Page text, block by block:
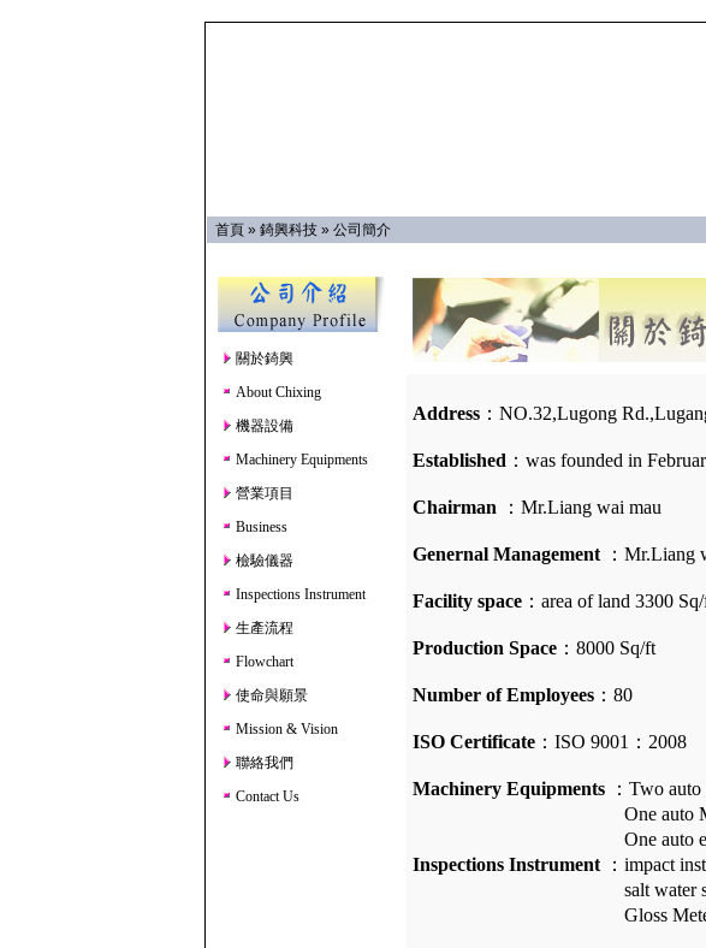
首頁 » 錡興科技 » 公司簡介
關於錡興
About Chixing
機器設備
Machinery Equipments
營業項目
Business
檢驗儀器
Inspections Instrument
生產流程
Flowchart
使命與願景
Mission & Vision
聯絡我們
Contact Us
Address ：NO.32,Lugong
Established ：was founded in
Chairman ：Mr.Liang wai mau
Genernal Management ：Mr.Liang
Facility space ：area of land 3300
Production Space ：8000 Sq/ft
Number of Employees ：80
ISO Certificate ：ISO 9001：2008
Machinery Equipments
：Two
One auto Mechanical
One auto electrostatic
Inspections Instrument
：impact
salt water spray tester、
Gloss Meter